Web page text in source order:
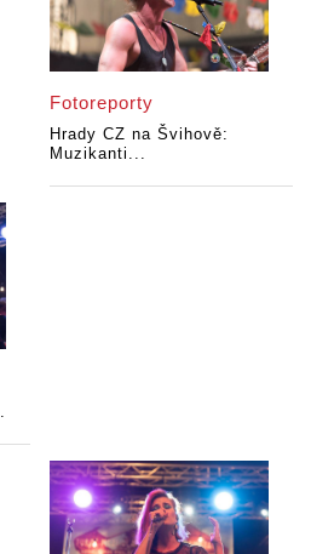
Fotoreporty
Hrady CZ na Švihově:
Muzikanti...